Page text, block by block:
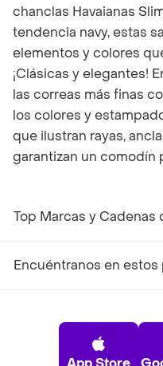
chanclas Havaianas
tendencia navy, estas
elementos y colores
¡Clásicas y elegantes!
las correas más finas
los colores y
que ilustran rayas,
garantizan un comodín
Top Marcas y Cadenas
Encuéntranos en estos